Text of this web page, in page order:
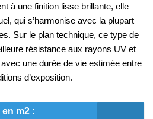
à une finition lisse brillante, elle
qui s’harmonise avec la plupart
Sur le plan technique, ce type de
résistance aux rayons UV et
une durée de vie estimée entre
d’exposition.
en m2 :